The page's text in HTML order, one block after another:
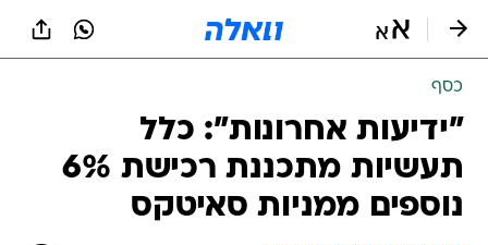
כסף
"ידיעות אחרונות": כלל
תעשיות מתכננת רכישת 6%
נוספים ממניות סאיטקס